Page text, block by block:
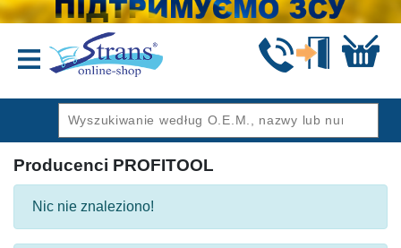
Producenci PROFITOOL
Nic nie znaleziono!